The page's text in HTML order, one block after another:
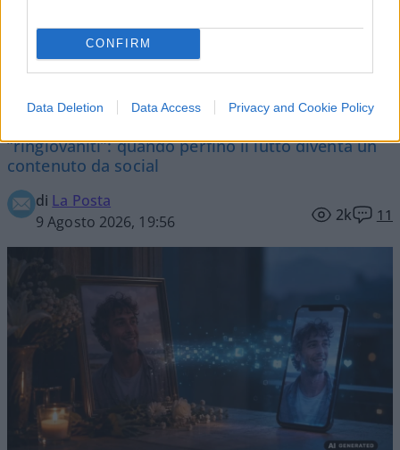
CONFIRM
Data Deletion Data Access Privacy and Cookie Policy
Caro Porro, abbiamo davvero
“ringiovaniti”: quando perfino il lutto diventa un
contenuto da social
di La Posta
9 Agosto 2026, 19:56
2k 11